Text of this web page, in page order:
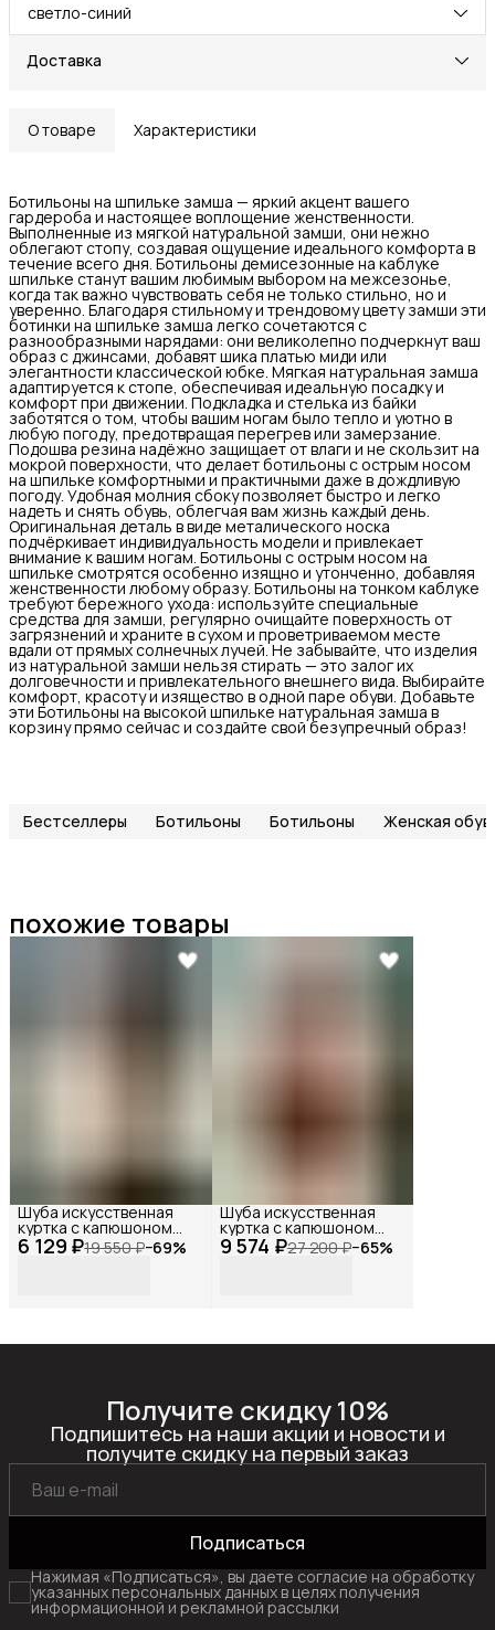
светло-синий
Доставка
О товаре Характеристики
Ботильоны на шпильке замша — яркий акцент вашего
гардероба и настоящее воплощение женственности.
Выполненные из мягкой натуральной замши, они нежно
облегают стопу, создавая ощущение идеального комфорта в
течение всего дня. Ботильоны демисезонные на каблуке
шпильке станут вашим любимым выбором на межсезонье,
когда так важно чувствовать себя не только стильно, но и
уверенно. Благодаря стильному и трендовому цвету замши эти
ботинки на шпильке замша легко сочетаются с
разнообразными нарядами: они великолепно подчеркнут ваш
образ с джинсами, добавят шика платью миди или
элегантности классической юбке. Мягкая натуральная замша
адаптируется к стопе, обеспечивая идеальную посадку и
комфорт при движении. Подкладка и стелька из байки
заботятся о том, чтобы вашим ногам было тепло и уютно в
любую погоду, предотвращая перегрев или замерзание.
Подошва резина надёжно защищает от влаги и не скользит на
мокрой поверхности, что делает ботильоны с острым носом
на шпильке комфортными и практичными даже в дождливую
погоду. Удобная молния сбоку позволяет быстро и легко
надеть и снять обувь, облегчая вам жизнь каждый день.
Оригинальная деталь в виде металического носка
подчёркивает индивидуальность модели и привлекает
внимание к вашим ногам. Ботильоны с острым носом на
шпильке смотрятся особенно изящно и утонченно, добавляя
женственности любому образу. Ботильоны на тонком каблуке
требуют бережного ухода: используйте специальные
средства для замши, регулярно очищайте поверхность от
загрязнений и храните в сухом и проветриваемом месте
вдали от прямых солнечных лучей. Не забывайте, что изделия
из натуральной замши нельзя стирать — это залог их
долговечности и привлекательного внешнего вида. Выбирайте
комфорт, красоту и изящество в одной паре обуви. Добавьте
эти Ботильоны на высокой шпильке натуральная замша в
корзину прямо сейчас и создайте свой безупречный образ!
Бестселлеры Ботильоны Ботильоны Женская
похожие товары
6 129 ₽19 550 ₽−69%
Шуба искусственная
куртка с капюшоном
меховая бежевая,
Reversal, YD- 9 574 ₽27 200 ₽−65%
Шуба искусственная
куртка с капюшоном
меховая коричневая,
Reversal, YD-
Получите скидку 10%
Подпишитесь на наши акции и новости и
получите скидку на первый заказ
Подписаться
Нажимая «Подписаться», вы даете согласие на обработку
указанных персональных данных в целях получения
информационной и рекламной рассылки